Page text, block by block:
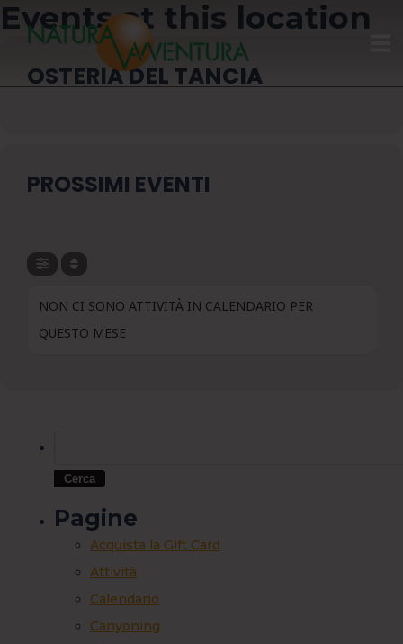
CONTATTI
Events at this location
OSTERIA DEL TANCIA
PROSSIMI EVENTI
NON CI SONO ATTIVITÀ IN CALENDARIO PER
QUESTO MESE
Pagine
Acquista la Gift Card
Attività
Calendario
Canyoning